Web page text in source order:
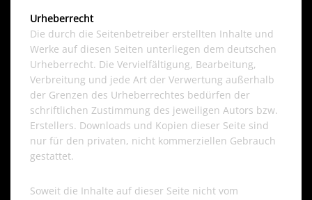
Urheberrecht
Die durch die Seitenbetreiber erstellten Inhalte und
Werke auf diesen Seiten unterliegen dem deutschen
Urheberrecht. Die Vervielfältigung, Bearbeitung,
Verbreitung und jede Art der Verwertung außerhalb
der Grenzen des Urheberrechtes bedürfen der
schriftlichen Zustimmung des jeweiligen Autors bzw.
Erstellers. Downloads und Kopien dieser Seite sind
nur für den privaten, nicht kommerziellen Gebrauch
gestattet.
Soweit die Inhalte auf dieser Seite nicht vom